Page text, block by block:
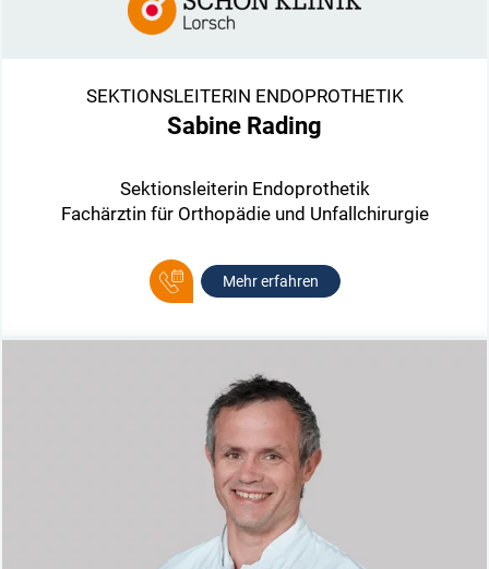
SEKTIONSLEITERIN ENDOPROTHETIK
Sabine Rading
Sektionsleiterin Endoprothetik
Fachärztin für Orthopädie und Unfallchirurgie
Mehr erfahren